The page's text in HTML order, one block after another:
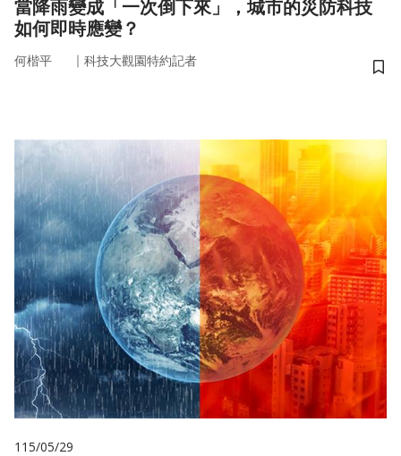
當降雨變成「一次倒下來」，城市的災防科技
如何即時應變？
何楷平 ｜ 科技大觀園特約記者
儲
115/05/29